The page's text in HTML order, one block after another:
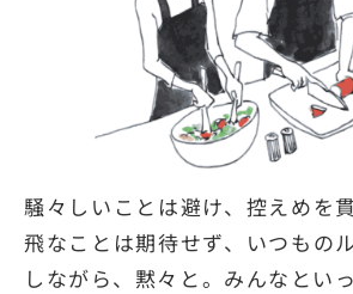
騒々しいことは避け、控えめを
飛なことは期待せず、いつもの
しながら、黙々と。みんなとい